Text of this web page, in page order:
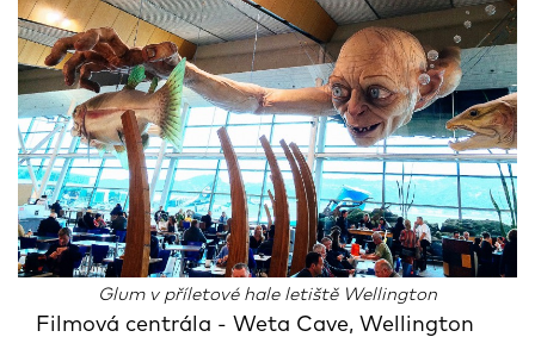
Glum v příletové hale letiště Wellington
Filmová centrála - Weta Cave, Wellington